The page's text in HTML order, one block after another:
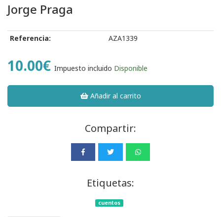
Jorge Praga
Referencia: AZA1339
10.00€ Impuesto incluido Disponible
Añadir al carrito
Compartir:
Etiquetas:
cuentos